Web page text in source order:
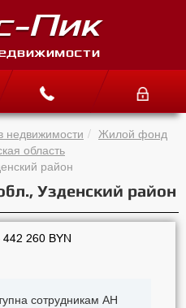
недвижимости
Жилой фонд
область
район
Узденский район
260 BYN
сотрудникам АН